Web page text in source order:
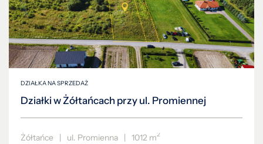
DZIAŁKA NA SPRZEDAŻ
Działki w Żółtańcach przy ul. Promiennej
Żółtańce | ul. Promienna | 1012 m2